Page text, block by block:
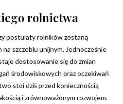
rolnictwa
postulaty rolników zostaną
szczeblu unijnym. Jednocześnie
dostosowanie się do zmian
środowiskowych oraz oczekiwań
stoi dziś przed koniecznością
i zrównoważonym rozwojem.